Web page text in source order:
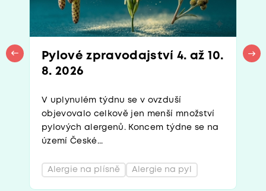
Pylové zpravodajství 4. až 10.
8. 2026
V uplynulém týdnu se v ovzduší
objevovalo celkově jen menší množství
pylových alergenů. Koncem týdne se na
území České...
Alergie na plísně Alergie na pyl